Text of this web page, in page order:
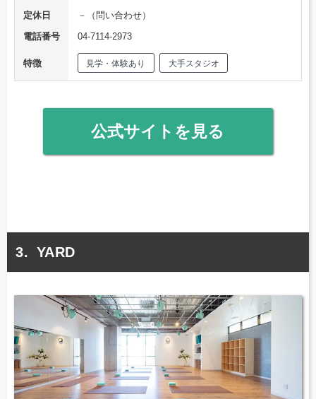
定休日
－（問い合わせ）
電話番号
04-7114-2973
特徴 見学・体験あり 大手スタジオ
公式サイトを見る
YARD